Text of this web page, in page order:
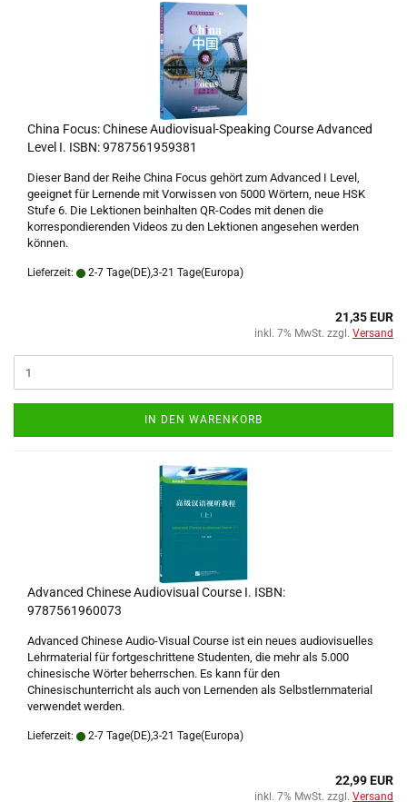
China Focus: Chinese Audiovisual-Speaking Course Advanced
Level I. ISBN: 9787561959381
Dieser Band der Reihe China Focus gehört zum Advanced I Level,
geeignet für Lernende mit Vorwissen von 5000 Wörtern, neue HSK
Stufe 6. Die Lektionen beinhalten QR-Codes mit denen die
korrespondierenden Videos zu den Lektionen angesehen werden
können.
Lieferzeit: 2-7 Tage(DE),3-21 Tage(Europa)
21,35 EUR
inkl. 7% MwSt. zzgl. Versand
IN DEN WARENKORB
Advanced Chinese Audiovisual Course I. ISBN:
9787561960073
Advanced Chinese Audio-Visual Course ist ein neues audiovisuelles
Lehrmaterial für fortgeschrittene Studenten, die mehr als 5.000
chinesische Wörter beherrschen. Es kann für den
Chinesischunterricht als auch von Lernenden als Selbstlernmaterial
verwendet werden.
Lieferzeit: 2-7 Tage(DE),3-21 Tage(Europa)
22,99 EUR
inkl. 7% MwSt. zzgl. Versand